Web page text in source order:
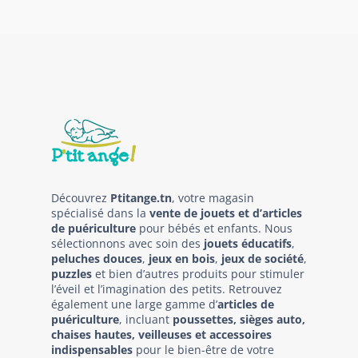
Découvrez Ptitange.tn, votre magasin
spécialisé dans la vente de jouets et d’articles
de puériculture pour bébés et enfants. Nous
sélectionnons avec soin des jouets éducatifs,
peluches douces, jeux en bois, jeux de société,
puzzles et bien d’autres produits pour stimuler
l’éveil et l’imagination des petits. Retrouvez
également une large gamme d’articles de
puériculture, incluant poussettes, sièges auto,
chaises hautes, veilleuses et accessoires
indispensables pour le bien-être de votre